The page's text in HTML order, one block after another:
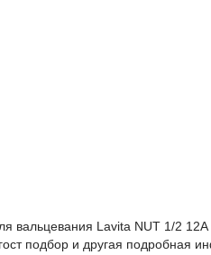
вальцевания Lavita NUT 1/2
подбор и другая подробная